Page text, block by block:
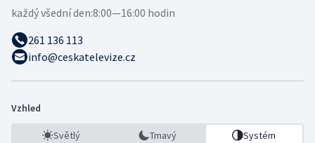
každý všední den:8:00—16:00 hodin
261 136 113
info@ceskatelevize.cz
Vzhled
Světlý Tmavý Systém